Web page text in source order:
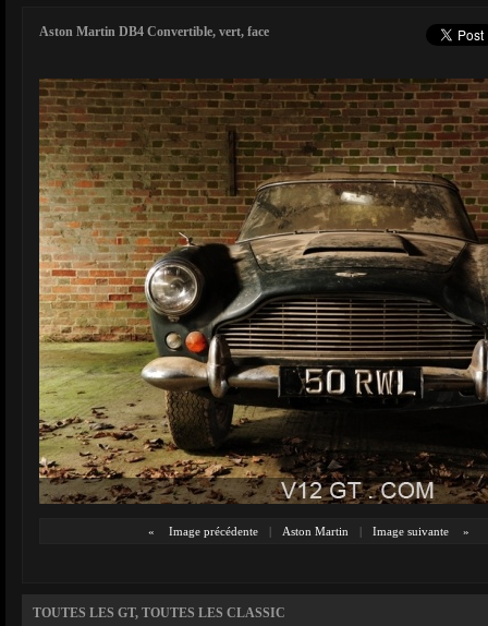
Aston Martin DB4 Convertible, vert, face
« Image précédente | Aston Martin | Image suivante »
TOUTES LES GT, TOUTES LES CLASSIC